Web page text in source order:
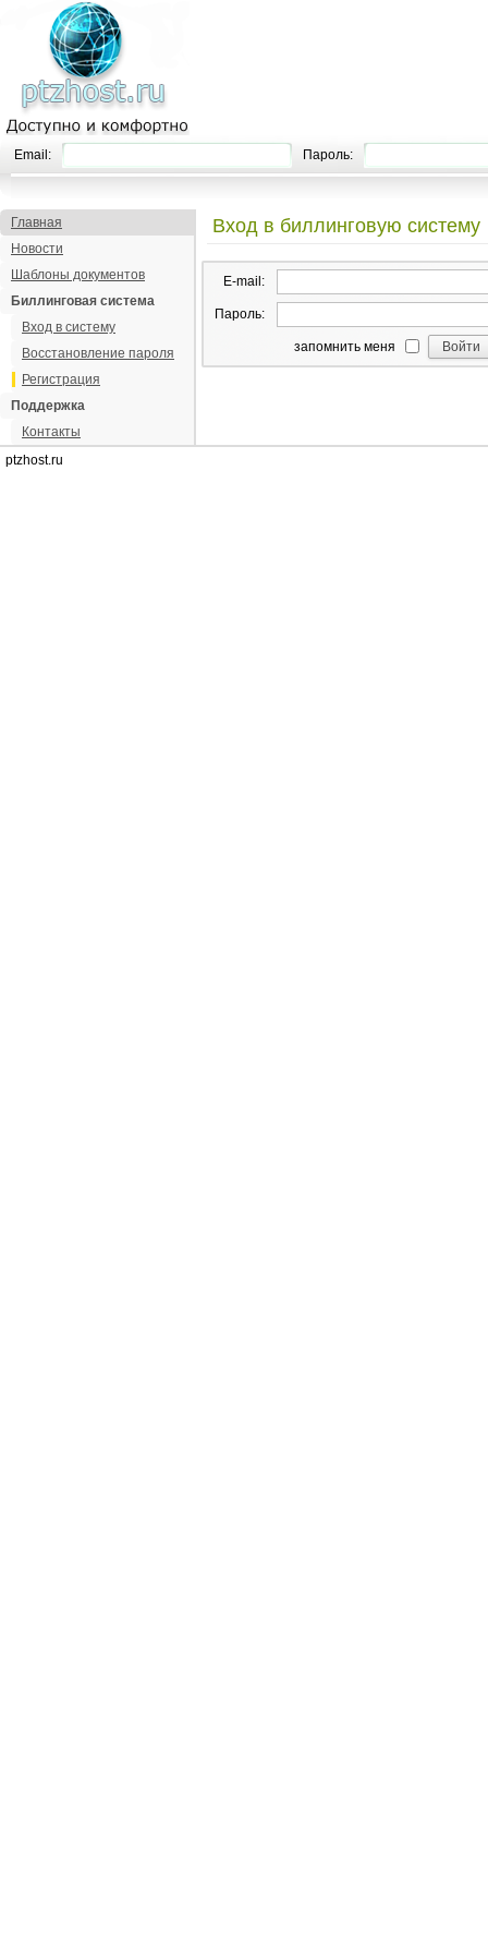
Email: Пароль:
Главная
Новости
Шаблоны документов
Биллинговая система
Вход в систему
Восстановление пароля
Регистрация
Поддержка
Контакты
Вход в биллинговую систему
E-mail:
Пароль:
запомнить меня
ptzhost.ru